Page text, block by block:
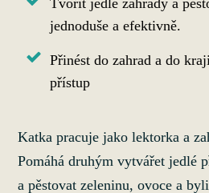
Tvořit jedlé zahrady a
jednoduše a efektivně.
Přinést do zahrad a do
přístup
Katka pracuje jako lektorka a
Pomáhá druhým vytvářet jedlé
a pěstovat zeleninu, ovoce a